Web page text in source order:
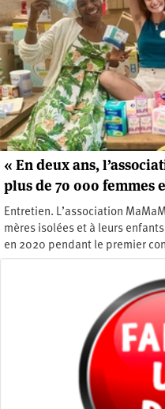
« En deux ans,
plus de 70 000 femmes
Entretien. L’association
mères isolées et à leurs
en 2020 pendant le premier